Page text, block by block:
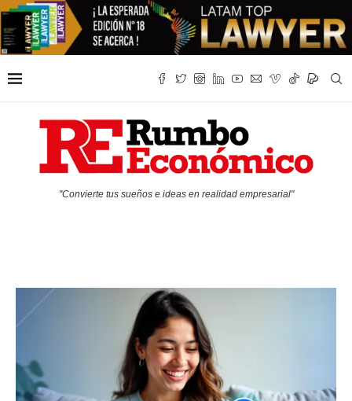
"Convierte tus sueños e ideas en realidad empresarial"